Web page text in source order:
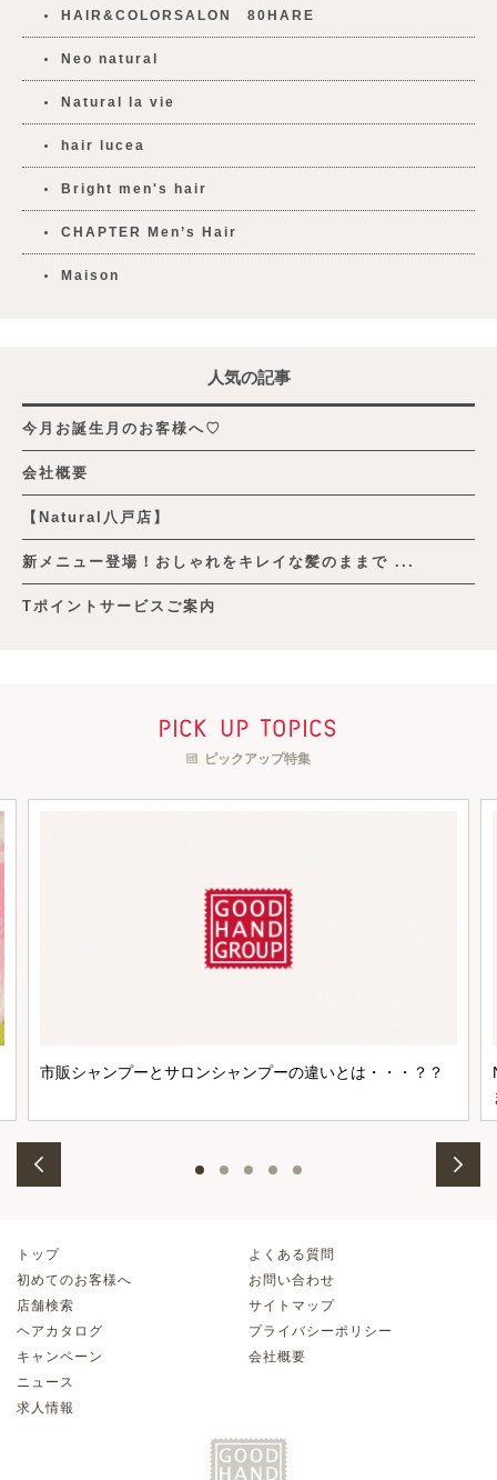
HAIR&COLORSALON 80HARE
Neo natural
Natural la vie
hair lucea
Bright men's hair
CHAPTER Men’s Hair
Maison
人気の記事
今月お誕生月のお客様へ♡
会社概要
【Natural八戸店】
新メニュー登場！おしゃれをキレイな髪のままで ...
Tポイントサービスご案内
pick up topics
ピックアップ特集
市販シャンプーとサロンシャンプーの違いとは・・・？？
トップ
初めてのお客様へ
店舗検索
ヘアカタログ
キャンペーン
ニュース
求人情報
よくある質問
お問い合わせ
サイトマップ
プライバシーポリシー
会社概要